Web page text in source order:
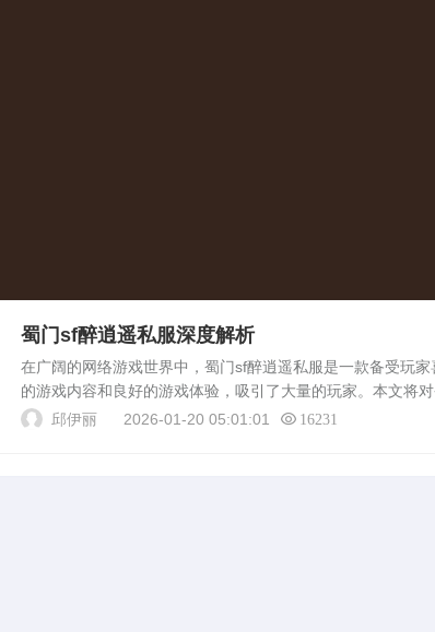
蜀门sf醉逍遥私服深度解析
在广阔的网络游戏世界中，蜀门sf醉逍遥私服是一款备受玩
的游戏内容和良好的游戏体验，吸引了大量的玩家。本文将
景、玩法特点、私服优势等方面进行详细介绍。游戏背景蜀
邱伊丽 2026-01-20 05:01:01 16231